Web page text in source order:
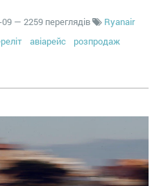
09 — 2259 переглядів
Ryanair
авіарейс розпродаж